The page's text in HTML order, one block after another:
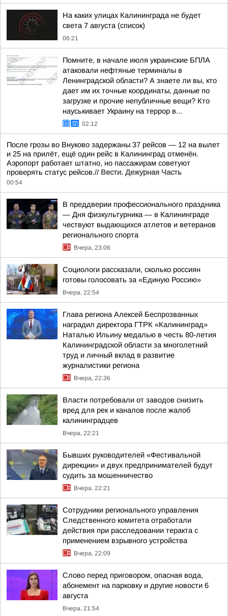
На каких улицах Калининграда не будет
света 7 августа (список)
06:21
Помните, в начале июля украинские БПЛА
атаковали нефтяные терминалы в
Ленинградской области? А знаете ли вы, кто
дает им их точные координаты, данные по
загрузке и прочие непубличные вещи? Кто
науськивает Украину на террор в...
02:12
После грозы во Внуково задержаны 37 рейсов — 12 на вылет
и 25 на прилёт, ещё один рейс в Калининград отменён.
Аэропорт работает штатно, но пассажирам советуют
проверять статус рейсов.// Вести. Дежурная Часть
00:54
В преддверии профессионального праздника
— Дня физкультурника — в Калининграде
чествуют выдающихся атлетов и ветеранов
регионального спорта
Вчера, 23:06
Социологи рассказали, сколько россиян
готовы голосовать за «Единую Россию»
Вчера, 22:54
Глава региона Алексей Беспрозванных
наградил директора ГТРК «Калининград»
Наталью Ильину медалью в честь 80-летия
Калининградской области за многолетний
труд и личный вклад в развитие
журналистики региона
Вчера, 22:36
Власти потребовали от заводов снизить
вред для рек и каналов после жалоб
калининградцев
Вчера, 22:21
Бывших руководителей «Фестивальной
дирекции» и двух предпринимателей будут
судить за мошенничество
Вчера, 22:21
Сотрудники регионального управления
Следственного комитета отработали
действия при расследовании теракта с
применением взрывного устройства
Вчера, 22:09
Слово перед приговором, опасная вода,
абонемент на парковку и другие новости 6
августа
Вчера, 21:54